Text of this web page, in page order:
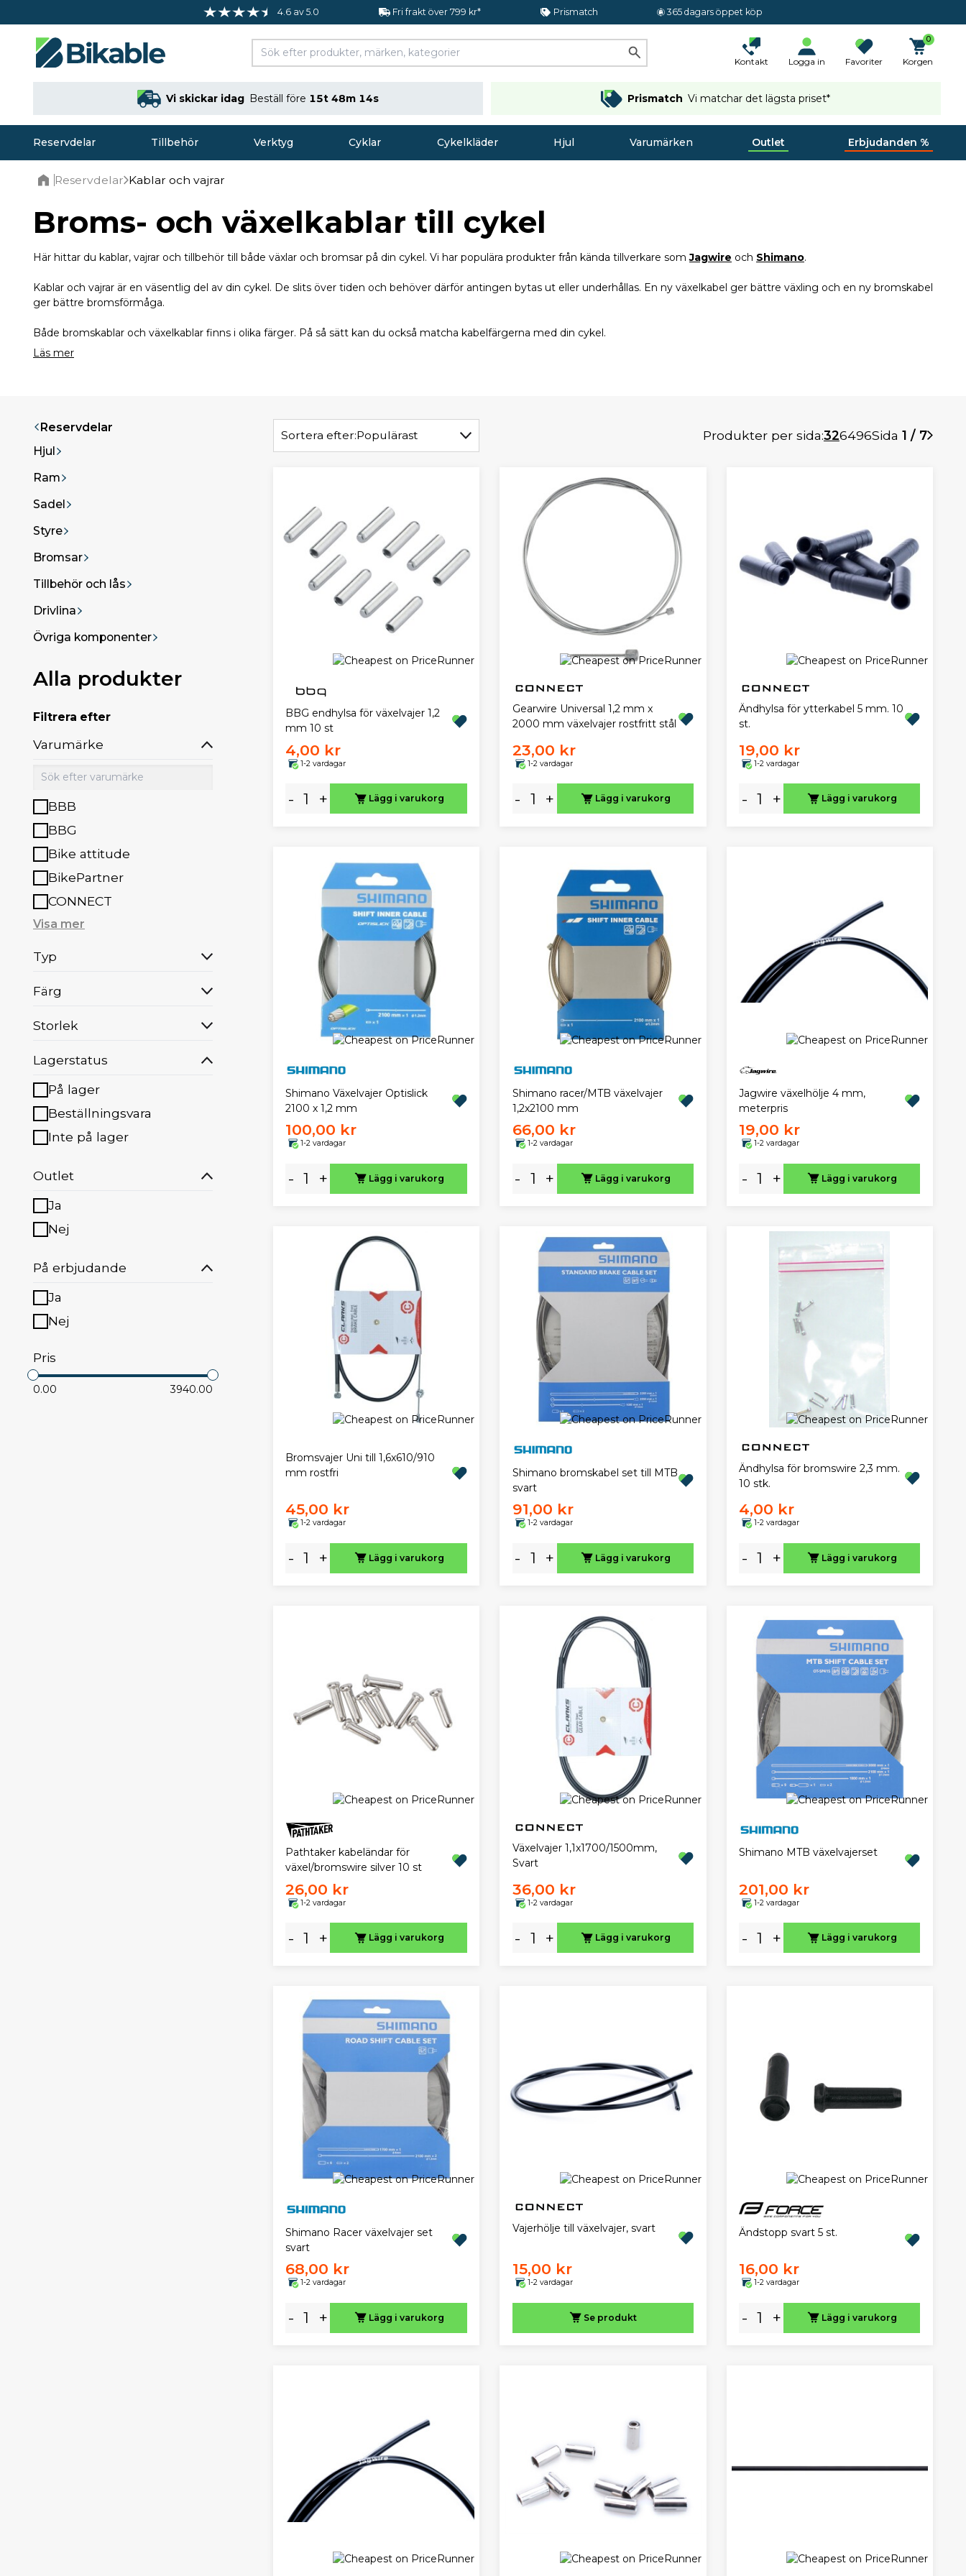
4.6 av 5.0 Fri frakt över 799 kr* Prismatch 365 dagars öppet köp
Kontakt Logga in Favoriter
0
Korgen
Vi skickar idag Beställ före 15t 48m 13s Prismatch Vi matchar det lägsta priset*
Reservdelar Tillbehör Verktyg Cyklar Cykelkläder Hjul Varumärken Outlet Erbjudanden %
Reservdelar Kablar och vajrar
Broms- och växelkablar till cykel
Här hittar du kablar, vajrar och tillbehör till både växlar och bromsar på din cykel. Vi har populära produkter från kända tillverkare somJagwire och Shimano.
Kablar och vajrar är en väsentlig del av din cykel. De slits över tiden och behöver därför antingen bytas ut eller underhållas. En ny växelkabel ger bättre växling och en ny bromskabel
ger bättre bromsförmåga.
Både bromskablar och växelkablar finns i olika färger. På så sätt kan du också matcha kabelfärgerna med din cykel.
Läs mer
Reservdelar
Hjul
Ram
Sadel
Styre
Bromsar
Tillbehör och lås
Drivlina
Övriga komponenter
Alla produkter
Filtrera efter
Varumärke
BBB
BBG
Bike attitude
BikePartner
CONNECT
Visa mer
Typ
Färg
Storlek
Lagerstatus
På lager
Beställningsvara
Inte på lager
Outlet
Ja
Nej
På erbjudande
Ja
Nej
Pris
0.00 3940.00
Sortera efter:Populärast Produkter per sida:326496Sida 1 / 7
BBG endhylsa för växelvajer 1,2
mm 10 st
4,00 kr
1-2 vardagar
- + Lägg i varukorg
Gearwire Universal 1,2 mm x
2000 mm växelvajer rostfritt stål
23,00 kr
1-2 vardagar
- + Lägg i varukorg
Ändhylsa för ytterkabel 5 mm. 10
st.
19,00 kr
1-2 vardagar
- + Lägg i varukorg
Shimano Växelvajer Optislick
2100 x 1,2 mm
100,00 kr
1-2 vardagar
- + Lägg i varukorg
Shimano racer/MTB växelvajer
1,2x2100 mm
66,00 kr
1-2 vardagar
- + Lägg i varukorg
Jagwire växelhölje 4 mm,
meterpris
19,00 kr
1-2 vardagar
- + Lägg i varukorg
Bromsvajer Uni till 1,6x610/910
mm rostfri
45,00 kr
1-2 vardagar
- + Lägg i varukorg
Shimano bromskabel set till MTB
svart
91,00 kr
1-2 vardagar
- + Lägg i varukorg
Ändhylsa för bromswire 2,3 mm.
10 stk.
4,00 kr
1-2 vardagar
- + Lägg i varukorg
Pathtaker kabeländar för
växel/bromswire silver 10 st
26,00 kr
1-2 vardagar
- + Lägg i varukorg
Växelvajer 1,1x1700/1500mm,
Svart
36,00 kr
1-2 vardagar
- + Lägg i varukorg
Shimano MTB växelvajerset
201,00 kr
1-2 vardagar
- + Lägg i varukorg
Shimano Racer växelvajer set
svart
68,00 kr
1-2 vardagar
- + Lägg i varukorg
Vajerhölje till växelvajer, svart
15,00 kr
1-2 vardagar
Se produkt
Ändstopp svart 5 st.
16,00 kr
1-2 vardagar
- + Lägg i varukorg